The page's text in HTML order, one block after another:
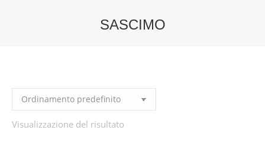
SASCIMO
Visualizzazione del risultato